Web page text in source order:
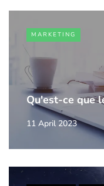
MARKETING
Qu'est-ce que
11 April 2023